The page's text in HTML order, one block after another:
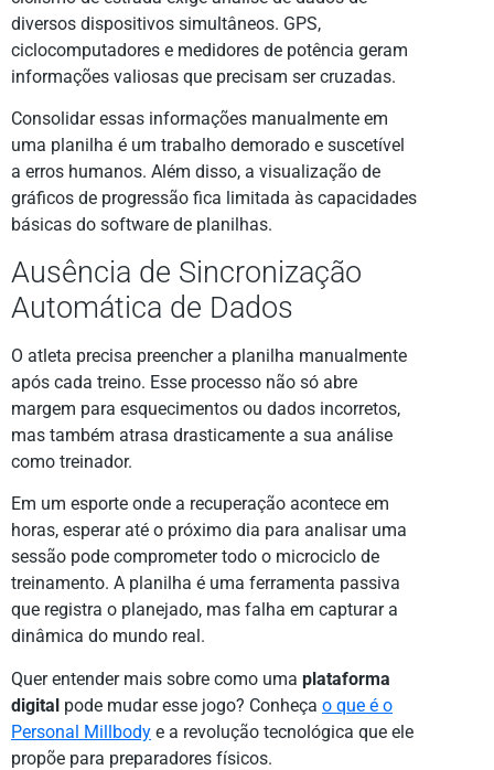
diversos dispositivos simultâneos. GPS,
ciclocomputadores e medidores de potência geram
informações valiosas que precisam ser cruzadas.
Consolidar essas informações manualmente em
uma planilha é um trabalho demorado e suscetível
a erros humanos. Além disso, a visualização de
gráficos de progressão fica limitada às capacidades
básicas do software de planilhas.
Ausência de Sincronização
Automática de Dados
O atleta precisa preencher a planilha manualmente
após cada treino. Esse processo não só abre
margem para esquecimentos ou dados incorretos,
mas também atrasa drasticamente a sua análise
como treinador.
Em um esporte onde a recuperação acontece em
horas, esperar até o próximo dia para analisar uma
sessão pode comprometer todo o microciclo de
treinamento. A planilha é uma ferramenta passiva
que registra o planejado, mas falha em capturar a
dinâmica do mundo real.
Quer entender mais sobre como uma plataforma
digital pode mudar esse jogo? Conheça o que é o
Personal Millbody e a revolução tecnológica que ele
propõe para preparadores físicos.